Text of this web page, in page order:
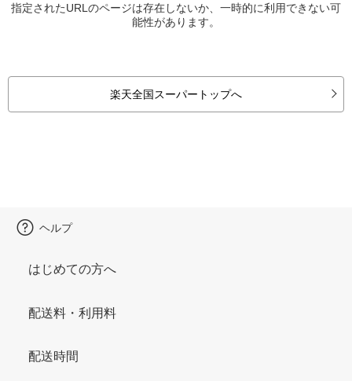
指定されたURLのページは存在しないか、一時的に利用できない可
能性があります。
楽天全国スーパートップへ
ヘルプ
はじめての方へ
配送料・利用料
配送時間